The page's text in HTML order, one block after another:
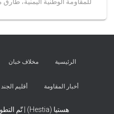
الرئيسية مخلاف خبان
أخبار المقاومة أقليم الجند
هستيا (Hestia) | تّم التطوير بواسطة